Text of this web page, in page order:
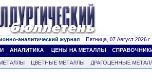
аналитический журнал Пятница, 07 Август 2026 г.
АНАЛИТИКА ЦЕНЫ НА МЕТАЛЛЫ
ЦВЕТНЫЕ МЕТАЛЛЫ
ДРАГОЦЕННЫЕ